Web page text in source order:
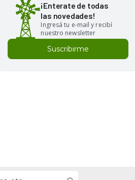
¡Enterate de todas
las novedades!
Ingresá tu e-mail y recibí
nuestro newsletter
Suscribirme